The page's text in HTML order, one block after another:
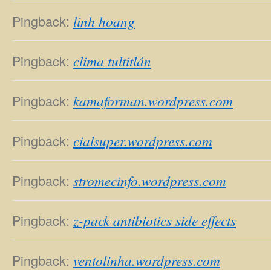
Pingback: linh hoang
Pingback: clima tultitlán
Pingback: kamaforman.wordpress.com
Pingback: cialsuper.wordpress.com
Pingback: stromecinfo.wordpress.com
Pingback: z-pack antibiotics side effects
Pingback: ventolinha.wordpress.com